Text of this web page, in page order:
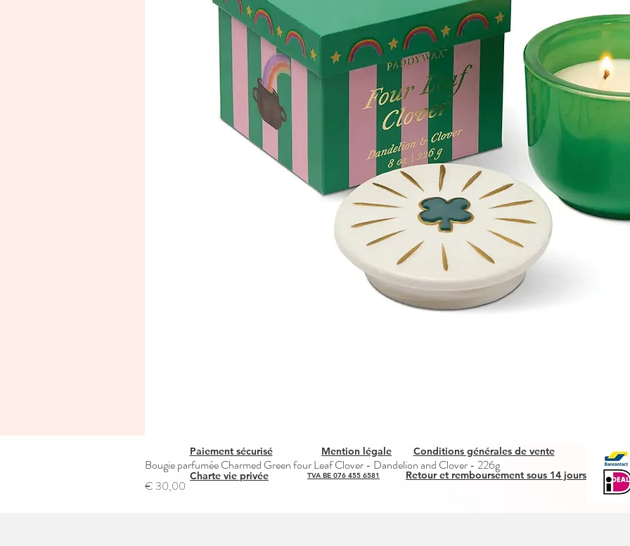
Snel overzicht
Bougie parfumée Charmed Green four Leaf Clover - Dandelion and Clover - 226g
Prijs
€ 30,00
Paiement sécurisé Mention légale
Conditions générales de vente
Charte vie privée
Retour et remboursement sous 14 jours
TVA BE 076 455 6581